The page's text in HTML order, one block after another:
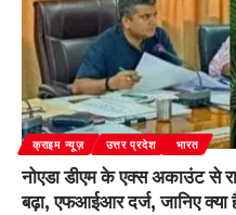
क्राइम न्यूज़ उत्तर प्रदेश भारत
नोएडा डीएम के एक्स अकाउंट से
बढ़ा, एफआईआर दर्ज, जानिए क्या